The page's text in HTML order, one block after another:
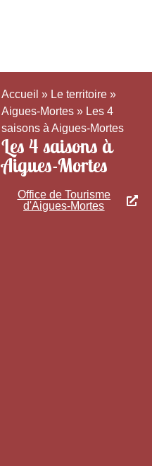
Accueil » Le territoire»
Aigues-Mortes» Les 4
saisons à Aigues-Mortes
Les 4 saisons à
Aigues-Mortes
Office de Tourisme
d'Aigues-Mortes